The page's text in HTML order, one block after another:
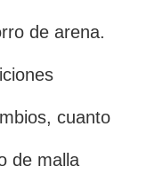
de arena.
cuanto
de malla